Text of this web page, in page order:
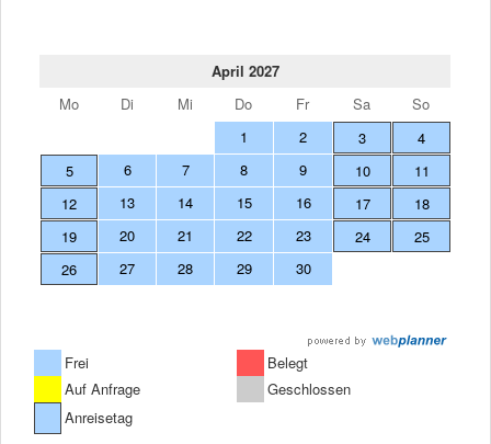
April 2027
Mo
Di Mi Do Fr Sa
So
1
2 3
4
5
6 7 8 9 10
11
12
13 14 15 16 17
18
19
20 21 22 23 24
25
26
27 28 29 30
Frei
Belegt
Auf Anfrage
Geschlossen
Anreisetag